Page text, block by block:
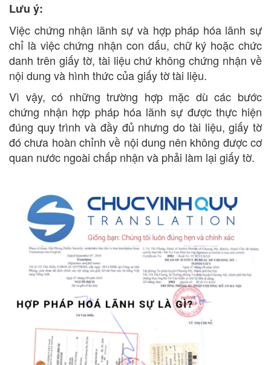
Lưu ý:
Việc chứng nhận lãnh sự và hợp pháp hóa lãnh sự
chỉ là việc chứng nhận con dấu, chữ ký hoặc chức
danh trên giấy tờ, tài liệu chứ không chứng nhận về
nội dung và hình thức của giấy tờ tài liệu.
Vì vậy, có những trường hợp mặc dù các bước
chứng nhận hợp pháp hóa lãnh sự được thực hiện
đúng quy trình và đầy đủ nhưng do tài liệu, giấy tờ
đó chưa hoàn chỉnh về nội dung nên không được cơ
quan nước ngoài chấp nhận và phải làm lại giấy tờ.